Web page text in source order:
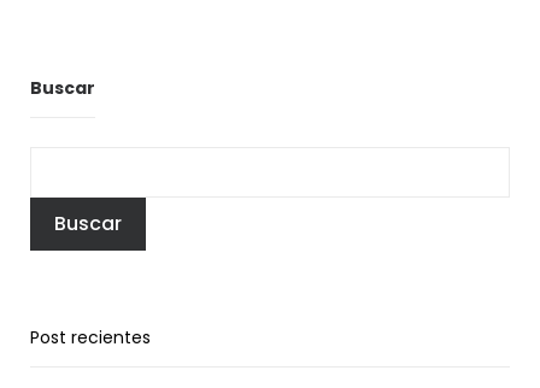
Buscar
Buscar
Post recientes